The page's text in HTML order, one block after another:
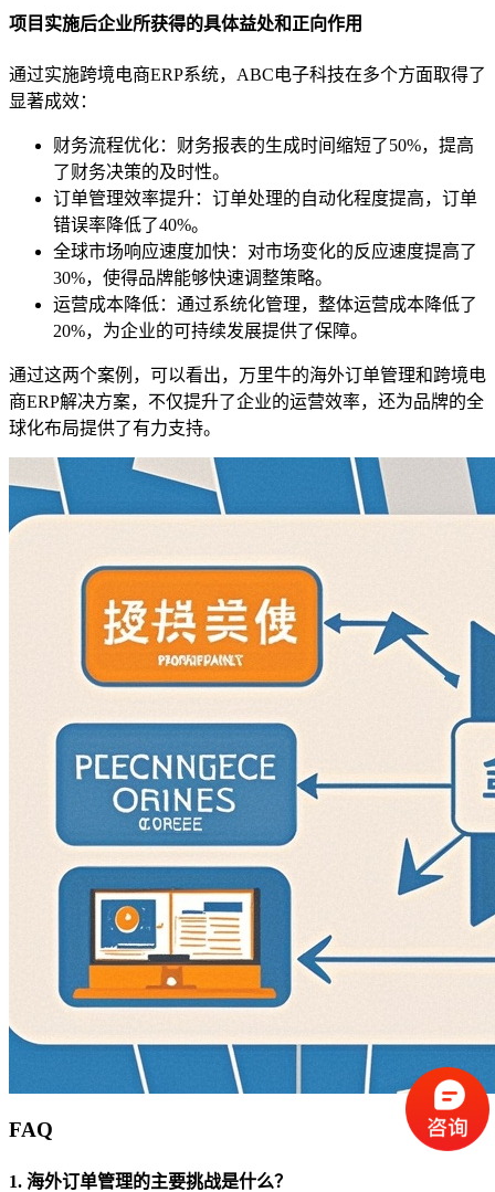
项目实施后企业所获得的具体益处和正向作用
通过实施跨境电商ERP系统，ABC电子科技在多个方面取得了
显著成效：
财务流程优化：财务报表的生成时间缩短了50%，提高
了财务决策的及时性。
订单管理效率提升：订单处理的自动化程度提高，订单
错误率降低了40%。
全球市场响应速度加快：对市场变化的反应速度提高了
30%，使得品牌能够快速调整策略。
运营成本降低：通过系统化管理，整体运营成本降低了
20%，为企业的可持续发展提供了保障。
通过这两个案例，可以看出，万里牛的海外订单管理和跨境电
商ERP解决方案，不仅提升了企业的运营效率，还为品牌的全
球化布局提供了有力支持。
FAQ
1. 海外订单管理的主要挑战是什么？